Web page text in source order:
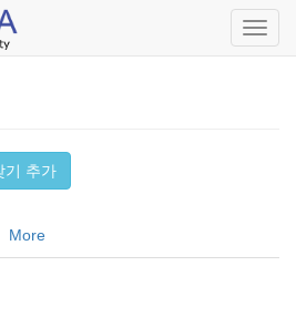
기 추가
More